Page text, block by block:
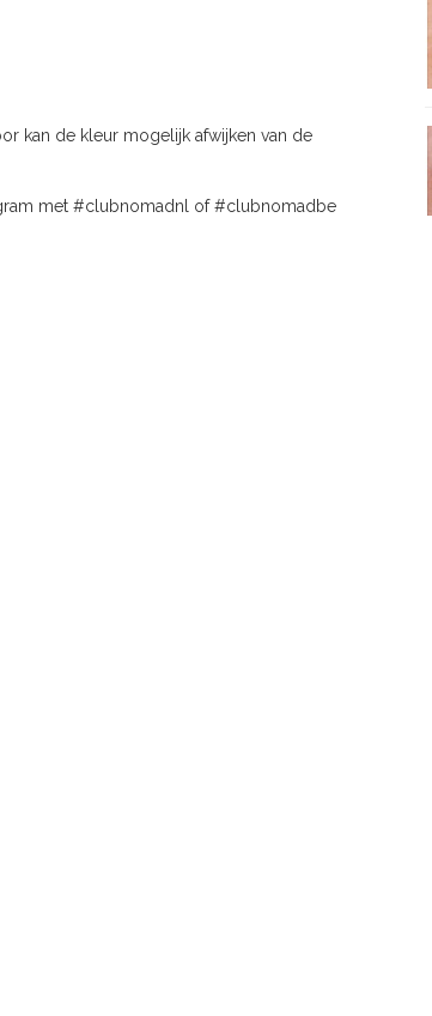
kan de kleur mogelijk afwijken van de
met #clubnomadnl of #clubnomadbe